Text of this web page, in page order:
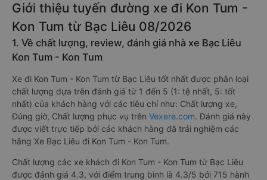
Giới thiệu tuyến đường xe đi Kon Tum -
Kon Tum từ Bạc Liêu 08/2026
1. Về chất lượng, review, đánh giá nhà xe Bạc Liêu
Kon Tum - Kon Tum
Xe đi Kon Tum - Kon Tum từ Bạc Liêu tốt nhất được phân loại
chất lượng dựa trên đánh giá từ 1 đến 5 (1: tệ nhất, 5: tốt
nhất) của khách hàng với các tiêu chí như: Chất lượng xe,
Đúng giờ, Chất lượng phục vụ trên Vexere.com. Đánh giá này
được viết trực tiếp bởi các khách hàng đã trải nghiệm các
hãng Xe Bạc Liêu đi Kon Tum - Kon Tum.
Chất lượng các xe khách đi Kon Tum - Kon Tum từ Bạc Liêu
được đánh giá 4.3, với điểm trung bình là 4.3/5 bởi 715 hành